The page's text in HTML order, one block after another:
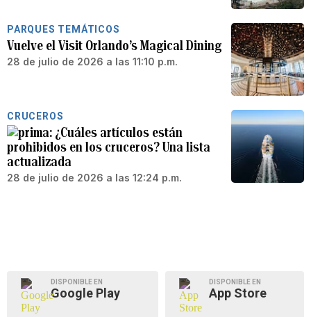
PARQUES TEMÁTICOS
Vuelve el Visit Orlando’s Magical Dining
28 de julio de 2026 a las 11:10 p.m.
CRUCEROS
¿Cuáles artículos están
prohibidos en los cruceros? Una lista
actualizada
28 de julio de 2026 a las 12:24 p.m.
DISPONIBLE EN
Google Play
DISPONIBLE EN
App Store